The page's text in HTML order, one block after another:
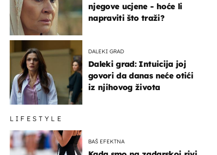
njegove ucjene - hoće li
napraviti što traži?
DALEKI GRAD
Daleki grad: Intuicija joj
govori da danas neće otići
iz njihovog života
LIFESTYLE
BAŠ EFEKTNA